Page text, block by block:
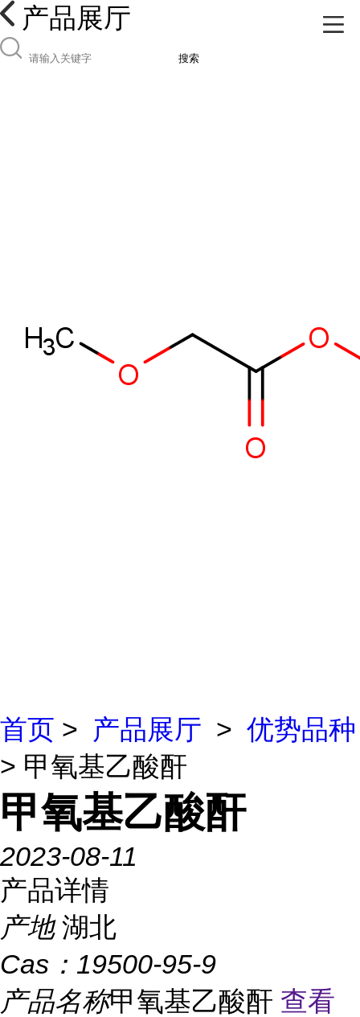
产品展厅
搜索
首页 > 产品展厅 > 优势品种
> 甲氧基乙酸酐
甲氧基乙酸酐
2023-08-11
产品详情
产地 湖北
Cas： 19500-95-9
产品名称甲氧基乙酸酐 查看